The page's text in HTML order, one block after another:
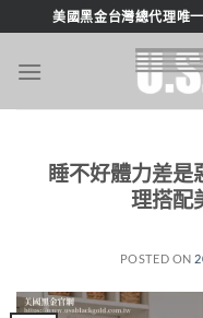
轉
美國黑金台灣總代理唯
睡不好體力差是
理搭配
POSTED ON